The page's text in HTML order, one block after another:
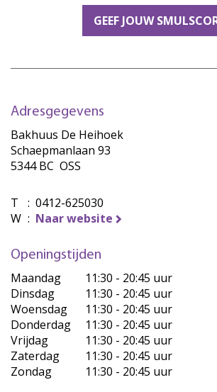
GEEF JOUW
Adresgegevens
Bakhuus De Heihoek
Schaepmanlaan 93
5344 BC OSS
T : 0412-625030
W : Naar website
Openingstijden
Maandag
11:30 - 20:45 uur
Dinsdag
11:30 - 20:45 uur
Woensdag
11:30 - 20:45 uur
Donderdag
11:30 - 20:45 uur
Vrijdag
11:30 - 20:45 uur
Zaterdag
11:30 - 20:45 uur
Zondag
11:30 - 20:45 uur